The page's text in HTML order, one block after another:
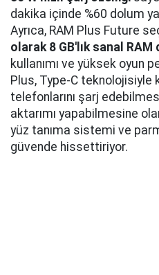
dakika içinde %60 dolum
Ayrıca, RAM Plus Future
olarak 8 GB'lık sanal
kullanımı ve yüksek oyun
Plus, Type-C teknolojisiyle
telefonlarını şarj
aktarımı yapabilmesine
yüz tanıma sistemi ve
güvende hissettiriyor.